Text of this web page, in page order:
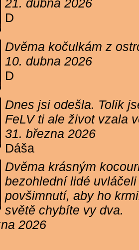
21. dubna 2026
D
Dvěma kočulkám z
10. dubna 2026
D
Dnes jsi odešla. Tolik
FeLV ti ale život vzala
31. března 2026
Dáša
Dvěma krásným
bezohlední lidé
povšimnutí, aby ho
světě chybíte vy dva.
2026